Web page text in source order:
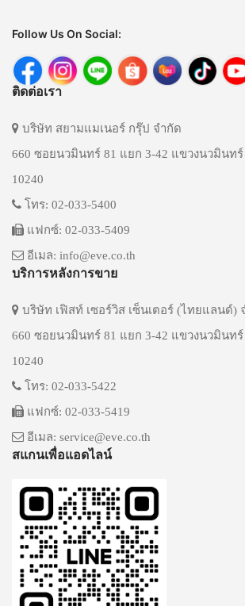
Follow Us On Social:
ติดต่อเรา
บริษัท สยามแมเนอร์ กรุ๊ป จำกัด
660 ซอยนวมินทร์ 81 แยก 3-42 แขวงนวมินทร์
10240
โทร: 02-033-5400
แฟกซ์: 02-033-5409
อีเมล: info@eve.co.th
บริการหลังการขาย
บริษัท เฟิสท์ เซอร์วิส เซ็นเตอร์ (ไทยแลนด์)
660 ซอยนวมินทร์ 81 แยก 3-42 แขวงนวมินทร์
10240
โทร: 02-033-5422
แฟกซ์: 02-033-5419
อีเมล: service@eve.co.th
สแกนเพื่อแอดไลน์